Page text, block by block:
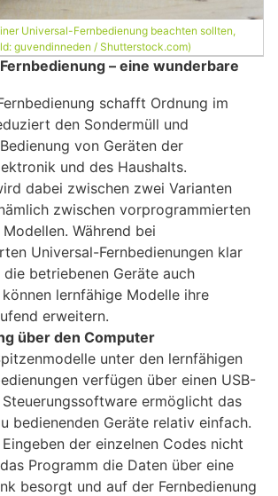
Universal-Fernbedienung beachten sollten,
guvendinneden / Shutterstock.com)
– eine wunderbare
schafft Ordnung im
den Sondermüll und
von Geräten der
und des Haushalts.
dabei zwischen zwei Varianten
zwischen vorprogrammierten
Während bei
Universal-Fernbedienungen klar
die betriebenen Geräte auch
lernfähige Modelle ihre
erweitern.
über den Computer
unter den lernfähigen
verfügen über einen USB-
Steuerungssoftware ermöglicht das
bedienenden Geräte relativ einfach.
der einzelnen Codes nicht
Programm die Daten über eine
besorgt und auf der Fernbedienung